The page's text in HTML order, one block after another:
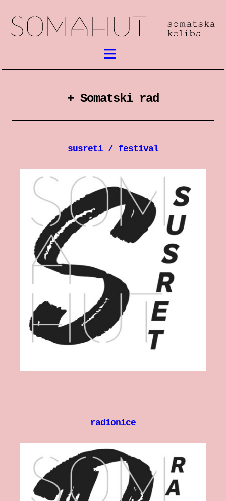
Somatski rad
susreti / festival
radionice
predstave
predavanja
individualne sesije
Bilježnica za somatski rad
Zrinka Šimičić Mihanović
Ana Jelušić
+ Somatski rad
susreti / festival
radionice